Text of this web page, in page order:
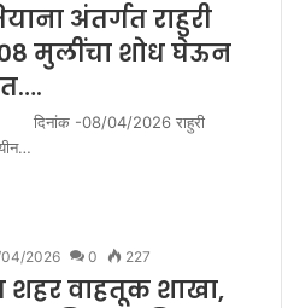
अंतर्गत राहुरी
मुलींचा शोध घेऊन
-08/04/2026 राहुरी
2026 0 227
शहर वाहतूक शाखा,